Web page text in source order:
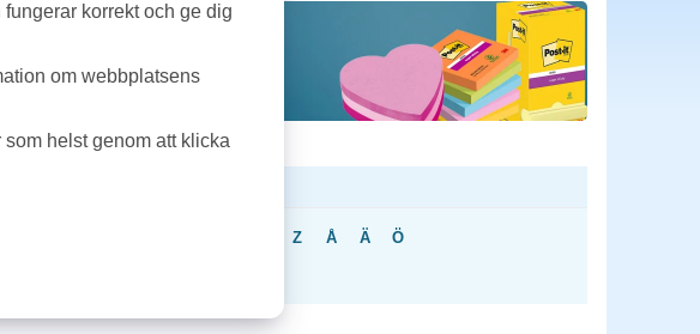
Z Å Ä
Ö
korrekt och ge dig
om webbplatsens
helst genom att klicka